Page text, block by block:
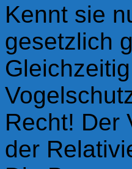
Kennt sie
gesetzlich
Recht! Der
der